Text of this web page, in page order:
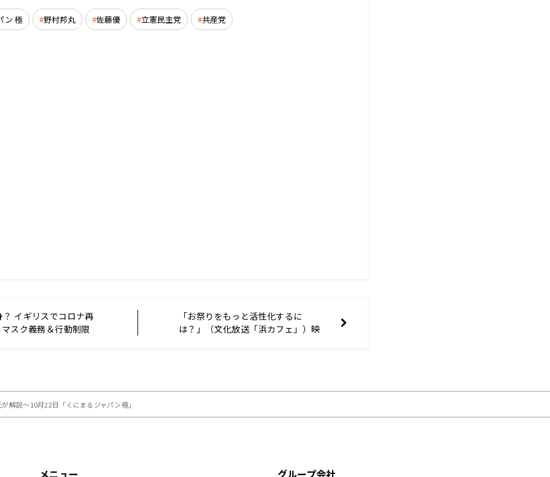
ン 極 野村邦丸 佐藤優 立憲民主党 共産党
イギリスでコロナ再
スク義務＆行動制限
「お祭りをもっと活性化するに
は？」（文化放送「浜カフェ」）映
解説～10月22日「くにまるジャパン極」
メニュー グループ会社